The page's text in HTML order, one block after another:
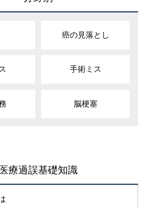
癌の見落とし
手術ミス
脳梗塞
療過誤基礎知識